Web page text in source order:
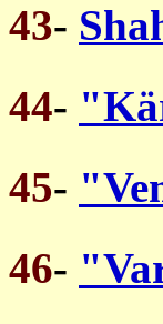
43-
44-
45-
46-